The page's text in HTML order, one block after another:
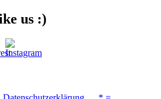
us :)